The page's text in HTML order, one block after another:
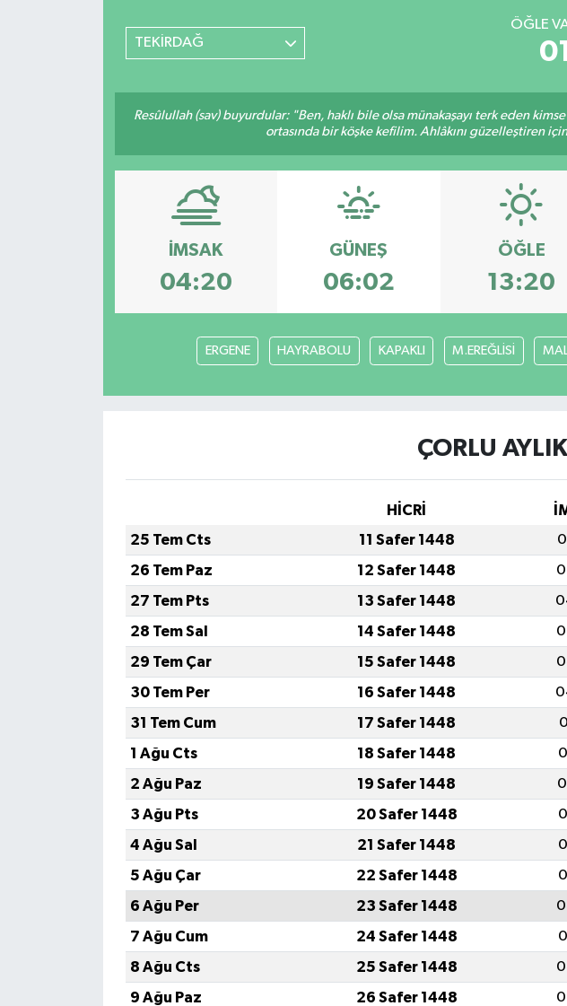
TEKİRDAĞ
ÖĞLE
Resûlullah (sav) buyurdular: "Ben, haklı bile olsa münakaşayı terk eden
ortasında bir köşke kefilim. Ahlâkını güzelleştiren
İMSAK
04:20
GÜNEŞ
06:02
ÖĞLE
13:20
ERGENE HAYRABOLU KAPAKLI M.EREĞLİSİ
ÇORLU
HİCRİ
25 Tem Cts
11 Safer 1448
26 Tem Paz
12 Safer 1448
27 Tem Pts
13 Safer 1448
28 Tem Sal
14 Safer 1448
29 Tem Çar
15 Safer 1448
30 Tem Per
16 Safer 1448
31 Tem Cum
17 Safer 1448
1 Ağu Cts
18 Safer 1448
2 Ağu Paz
19 Safer 1448
3 Ağu Pts
20 Safer 1448
4 Ağu Sal
21 Safer 1448
5 Ağu Çar
22 Safer 1448
6 Ağu Per
23 Safer 1448
7 Ağu Cum
24 Safer 1448
8 Ağu Cts
25 Safer 1448
9 Ağu Paz
26 Safer 1448